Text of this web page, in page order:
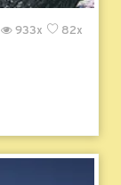
82x
933x